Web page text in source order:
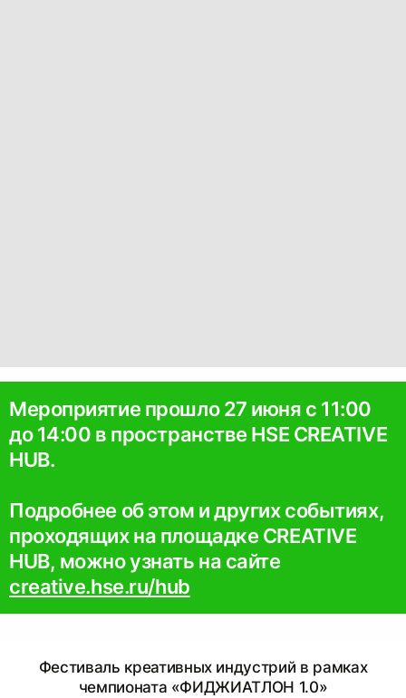
Мероприятие прошло 27 июня с 11:00
до 14:00 в пространстве HSE CREATIVE
HUB.
Подробнее об этом и других событиях,
проходящих на площадке CREATIVE
HUB, можно узнать на сайте
creative.hse.ru/hub
Фестиваль креативных индустрий в рамках
чемпионата «ФИДЖИАТЛОН 1.0»